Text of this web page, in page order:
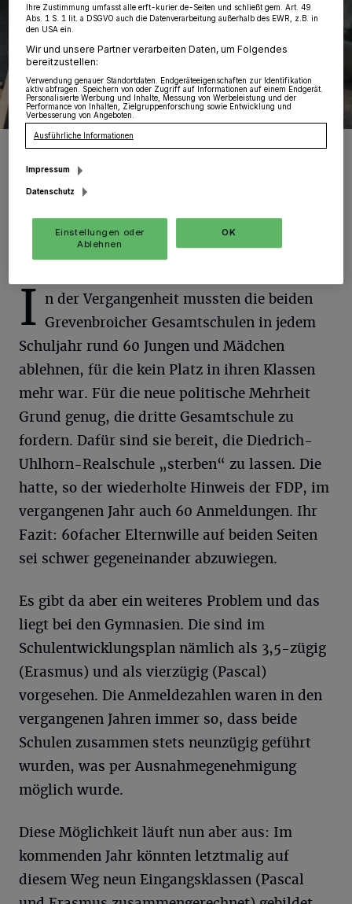
Auch der Informatik-Leistungskurs würde dann auf der Kippe
Foto: Pascal
I n der Vergangenheit mussten die beiden
Grevenbroicher Gesamtschulen in jedem
Schuljahr rund 60 Jungen und Mädchen
ablehnen, für die kein Platz in ihren Klassen
mehr war. Für die neue politische Mehrheit
Grund genug, die dritte Gesamtschule zu
fordern. Dafür sind sie bereit, die Diedrich-
Uhlhorn-Realschule „sterben“ zu lassen. Die
hatte, so der wiederholte Hinweis der FDP, im
vergangenen Jahr auch 60 Anmeldungen. Ihr
Fazit: 60facher Elternwille auf beiden Seiten
sei schwer gegeneinander abzuwiegen.
Es gibt da aber ein weiteres Problem und das
liegt bei den Gymnasien. Die sind im
Schulentwicklungsplan nämlich als 3,5-zügig
(Erasmus) und als vierzügig (Pascal)
vorgesehen. Die Anmeldezahlen waren in den
vergangenen Jahren immer so, dass beide
Schulen zusammen stets neunzügig geführt
wurden, was per Ausnahmegenehmigung
möglich wurde.
Diese Möglichkeit läuft nun aber aus: Im
kommenden Jahr könnten letztmalig auf
diesem Weg neun Eingangsklassen (Pascal
Ihre Zustimmung umfasst alle erft-kurier.de-Seiten und schließt gem. Art. 49
Abs. 1 S. 1 lit. a DSGVO auch die Datenverarbeitung außerhalb des EWR, z.B. in
den USA ein.
Wir und unsere Partner verarbeiten Daten, um Folgendes
bereitzustellen:
Verwendung genauer Standortdaten. Endgeräteeigenschaften zur Identifikation
aktiv abfragen. Speichern von oder Zugriff auf Informationen auf einem Endgerät.
Personalisierte Werbung und Inhalte, Messung von Werbeleistung und der
Performance von Inhalten, Zielgruppenforschung sowie Entwicklung und
Verbesserung von Angeboten.
Ausführliche Informationen
Impressum
Datenschutz
Einstellungen oder
Ablehnen
OK